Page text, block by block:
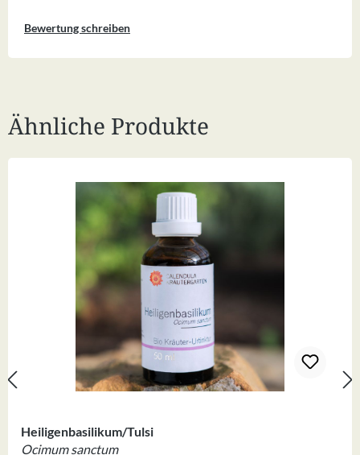
Bewertung schreiben
Produktgalerie überspringen
Ähnliche Produkte
Heiligenbasilikum/Tulsi
Ocimum sanctum